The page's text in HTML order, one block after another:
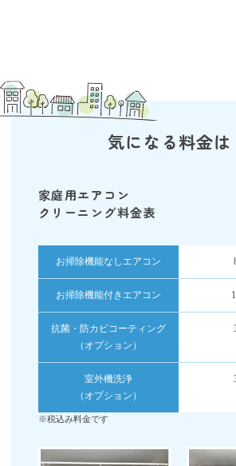
気になる料金は
家庭用エアコン
クリーニング料金表
お掃除機能なしエアコン
お掃除機能付きエアコン
抗菌・防カビコーティング
（オプション）
室外機洗浄
（オプション）
※税込み料金です